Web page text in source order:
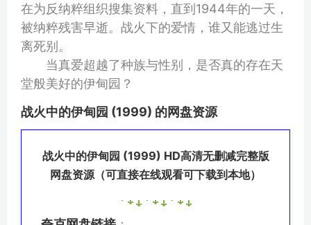
在为反纳粹组织搜集资料，直到1944年的一天，
被纳粹残害早逝。战火下的爱情，谁又能逃过生
离死别。
当真爱超越了种族与性别，是否真的存在天
堂般美好的伊甸园？
战火中的伊甸园 (1999) 的网盘资源
战火中的伊甸园 (1999) HD高清无删减完整版
网盘资源（可直接在线观看可下载到本地）